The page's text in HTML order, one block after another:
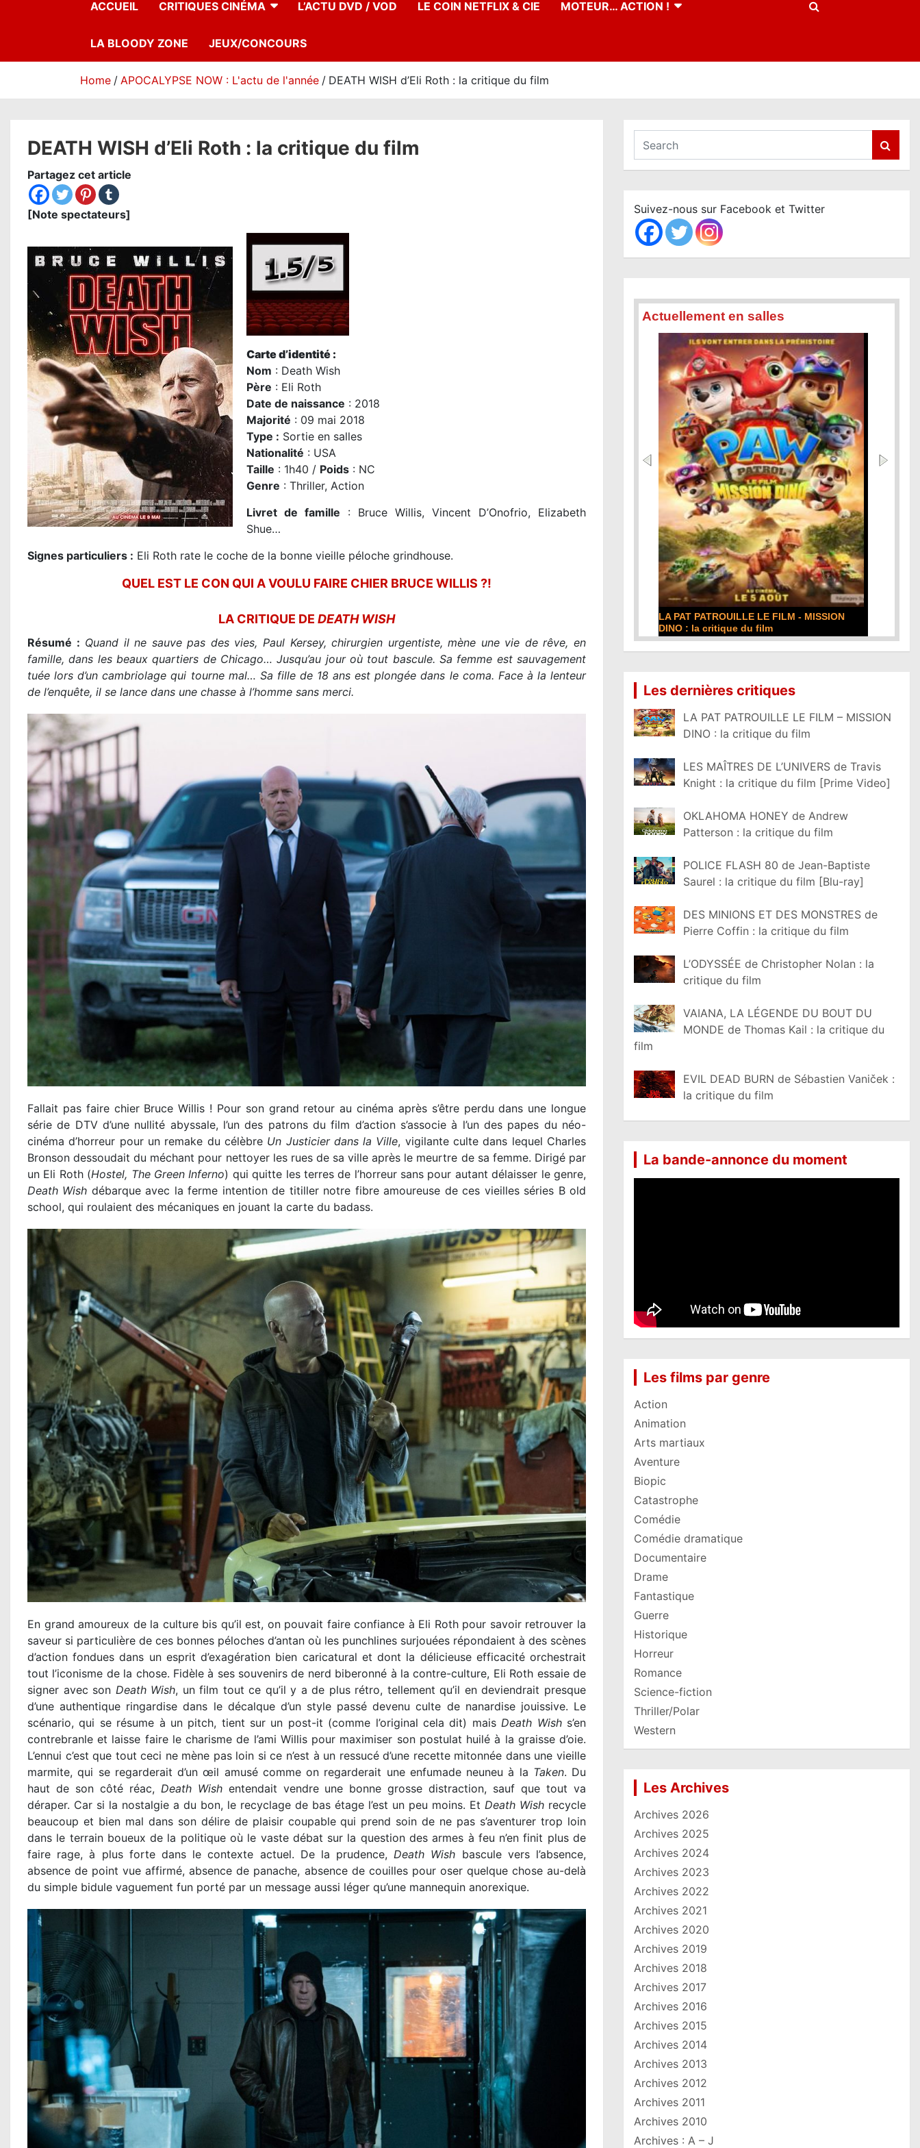
ACCUEIL CRITIQUES CINÉMA L’ACTU DVD / VOD LE COIN NETFLIX & CIE MOTEUR… ACTION !
LA BLOODY ZONE JEUX/CONCOURS
Home APOCALYPSE NOW : L'actu de l'année DEATH WISH d’Eli Roth : la critique du film
DEATH WISH d’Eli Roth : la critique du film
Partagez cet article
[Note spectateurs]
Carte d’identité :
Nom : Death Wish
Père : Eli Roth
Date de naissance : 2018
Majorité : 09 mai 2018
Type : Sortie en salles
Nationalité : USA
Taille : 1h40 / Poids : NC
Genre : Thriller, Action
Livret de famille : Bruce Willis, Vincent D’Onofrio, Elizabeth
Shue…
Signes particuliers : Eli Roth rate le coche de la bonne vieille péloche grindhouse.
QUEL EST LE CON QUI A VOULU FAIRE CHIER BRUCE WILLIS ?!
LA CRITIQUE DE DEATH WISH
Résumé : Quand il ne sauve pas des vies, Paul Kersey, chirurgien urgentiste, mène une vie de rêve, en
famille, dans les beaux quartiers de Chicago… Jusqu’au jour où tout bascule. Sa femme est sauvagement
tuée lors d’un cambriolage qui tourne mal… Sa fille de 18 ans est plongée dans le coma. Face à la lenteur
de l’enquête, il se lance dans une chasse à l’homme sans merci.
Fallait pas faire chier Bruce Willis ! Pour son grand retour au cinéma après s’être perdu dans une longue
série de DTV d’une nullité abyssale, l’un des patrons du film d’action s’associe à l’un des papes du néo-
cinéma d’horreur pour un remake du célèbre Un Justicier dans la Ville, vigilante culte dans lequel Charles
Bronson dessoudait du méchant pour nettoyer les rues de sa ville après le meurtre de sa femme. Dirigé par
un Eli Roth (Hostel, The Green Inferno) qui quitte les terres de l’horreur sans pour autant délaisser le genre,
Death Wish débarque avec la ferme intention de titiller notre fibre amoureuse de ces vieilles séries B old
school, qui roulaient des mécaniques en jouant la carte du badass.
En grand amoureux de la culture bis qu’il est, on pouvait faire confiance à Eli Roth pour savoir retrouver la
saveur si particulière de ces bonnes péloches d’antan où les punchlines surjouées répondaient à des scènes
d’action fondues dans un esprit d’exagération bien caricatural et dont la délicieuse efficacité orchestrait
tout l’iconisme de la chose. Fidèle à ses souvenirs de nerd biberonné à la contre-culture, Eli Roth essaie de
signer avec son Death Wish, un film tout ce qu’il y a de plus rétro, tellement qu’il en deviendrait presque
d’une authentique ringardise dans le décalque d’un style passé devenu culte de nanardise jouissive. Le
scénario, qui se résume à un pitch, tient sur un post-it (comme l’original cela dit) mais Death Wishs’en
contrebranle et laisse faire le charisme de l’ami Willis pour maximiser son postulat huilé à la graisse d’oie.
L’ennui c’est que tout ceci ne mène pas loin si ce n’est à un ressucé d’une recette mitonnée dans une vieille
marmite, qui se regarderait d’un œil amusé comme on regarderait une enfumade neuneu à la Taken. Du
haut de son côté réac, Death Wishentendait vendre une bonne grosse distraction, sauf que tout va
déraper. Car si la nostalgie a du bon, le recyclage de bas étage l’est un peu moins. Et Death Wish recycle
beaucoup et bien mal dans son délire de plaisir coupable qui prend soin de ne pas s’aventurer trop loin
dans le terrain boueux de la politique où le vaste débat sur la question des armes à feu n’en finit plus de
faire rage, à plus forte dans le contexte actuel. De la prudence, Death Wish bascule vers l’absence,
absence de point vue affirmé, absence de panache, absence de couilles pour oser quelque chose au-delà
du simple bidule vaguement fun porté par un message aussi léger qu’une mannequin anorexique.
a
c
h
Suivez-nous sur Facebook et Twitter
Actuellement en salles
DE LA COMÉDIE-FRANÇAISE : la critique du
film
Les dernières critiques
LA PAT PATROUILLE LE FILM – MISSION
DINO : la critique du film
LES MAÎTRES DE L’UNIVERS de Travis
Knight : la critique du film [Prime Video]
OKLAHOMA HONEY de Andrew
Patterson : la critique du film
POLICE FLASH 80 de Jean-Baptiste
Saurel : la critique du film [Blu-ray]
DES MINIONS ET DES MONSTRES de
Pierre Coffin : la critique du film
L’ODYSSÉE de Christopher Nolan : la
critique du film
VAIANA, LA LÉGENDE DU BOUT DU
MONDE de Thomas Kail : la critique du
film
EVIL DEAD BURN de Sébastien Vaniček :
la critique du film
La bande-annonce du moment
Les films par genre
Action
Animation
Arts martiaux
Aventure
Biopic
Catastrophe
Comédie
Comédie dramatique
Documentaire
Drame
Fantastique
Guerre
Historique
Horreur
Romance
Science-fiction
Thriller/Polar
Western
Les Archives
Archives 2026
Archives 2025
Archives 2024
Archives 2023
Archives 2022
Archives 2021
Archives 2020
Archives 2019
Archives 2018
Archives 2017
Archives 2016
Archives 2015
Archives 2014
Archives 2013
Archives 2012
Archives 2011
Archives 2010
Archives : A – J